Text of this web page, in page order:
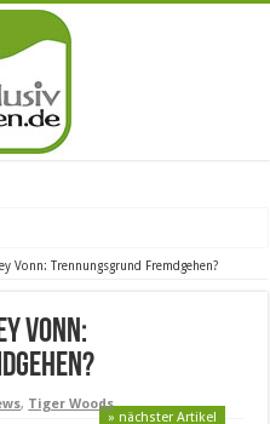
Go
Vonn: Trennungsgrund Fremdgehen?
Vonn:
, Tiger Woods
» nächster Artikel